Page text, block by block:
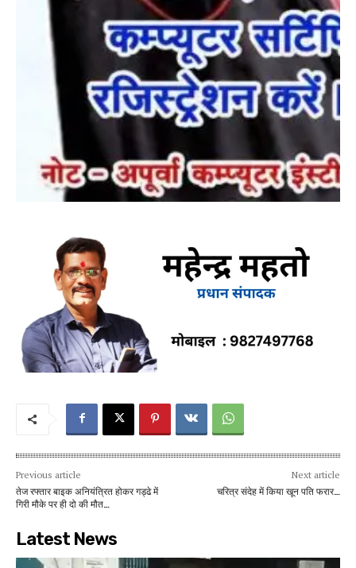
Previous article
तेज रफ्तार बाइक अनियंत्रित होकर गड्ढे में
गिरी मौके पर ही दो की मौत…
Next article
चरित्र संदेह में किया खून पति फरार…
Latest News